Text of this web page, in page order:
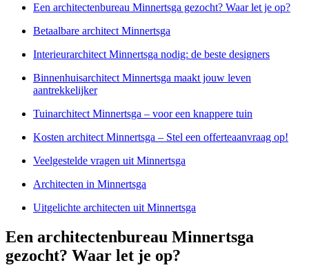
Een architectenbureau Minnertsga gezocht? Waar let je op?
Betaalbare architect Minnertsga
Interieurarchitect Minnertsga nodig: de beste designers
Binnenhuisarchitect Minnertsga maakt jouw leven
aantrekkelijker
Tuinarchitect Minnertsga – voor een knappere tuin
Kosten architect Minnertsga – Stel een offerteaanvraag op!
Veelgestelde vragen uit Minnertsga
Architecten in Minnertsga
Uitgelichte architecten uit Minnertsga
Een architectenbureau Minnertsga
gezocht? Waar let je op?